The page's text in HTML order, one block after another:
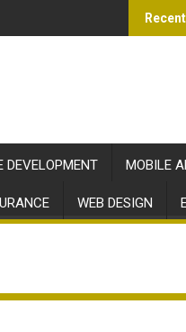
MOBILE
DEVELOPMENT
WEB DESIGN